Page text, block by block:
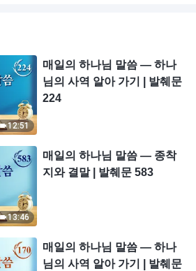
12:51
매일의 하나님 말씀 ― 하나
님의 사역 알아 가기 | 발췌문
224
13:46
매일의 하나님 말씀 ― 종착
지와 결말 | 발췌문 583
매일의 하나님 말씀 ― 하나
님의 사역 알아 가기 | 발췌문